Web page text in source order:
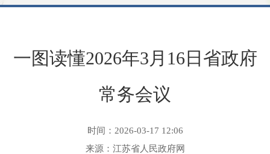
一图读懂2026年3月16日省政府
常务会议
时间：2026-03-17 12:06
来源：江苏省人民政府网